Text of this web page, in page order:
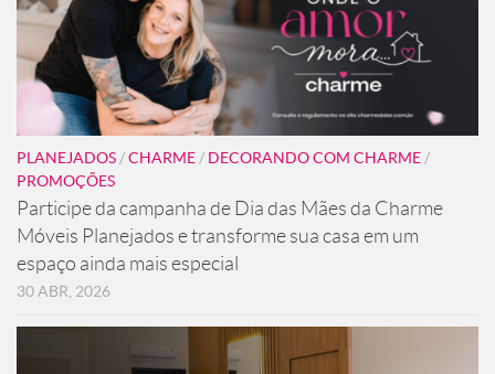
PLANEJADOS /CHARME / DECORANDO COM CHARME /
PROMOÇÕES
Participe da campanha de Dia das Mães da Charme
Móveis Planejados e transforme sua casa em um
espaço ainda mais especial
30 ABR, 2026